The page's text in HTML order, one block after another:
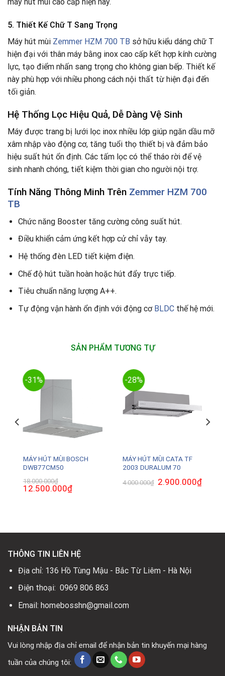
5. Thiết Kế Chữ T Sang Trọng
Máy hút mùi Zemmer HZM 700 TB sở hữu kiểu dáng chữ T
hiện đại với thân máy bằng inox cao cấp kết hợp kính cường
lực, tạo điểm nhấn sang trọng cho không gian bếp. Thiết kế
này phù hợp với nhiều phong cách nội thất từ hiện đại đến
tối giản.
Hệ Thống Lọc Hiệu Quả, Dễ Dàng Vệ Sinh
Máy được trang bị lưới lọc inox nhiều lớp giúp ngăn dầu mỡ
xâm nhập vào động cơ, tăng tuổi thọ thiết bị và đảm bảo
hiệu suất hút ổn định. Các tấm lọc có thể tháo rời để vệ
sinh nhanh chóng, tiết kiệm thời gian cho người nội trợ.
Tính Năng Thông Minh Trên Zemmer HZM 700
TB
Chức năng Booster tăng cường công suất hút.
Điều khiển cảm ứng kết hợp cử chỉ vẫy tay.
Hệ thống đèn LED tiết kiệm điện.
Chế độ hút tuần hoàn hoặc hút đẩy trực tiếp.
Tiêu chuẩn năng lượng A++.
Tự động vận hành ổn định với động cơBLDCthế hệ mới.
SẢN PHẨM TƯƠNG TỰ
-31%
MÁY HÚT MÙI BOSCH
DWB77CM50
18.000.000₫
Giá
gốc
12.500.000₫Giá
hiện
-28%
MÁY HÚT MÙI CATA TF
2003 DURALUM 70
4.000.000₫ Giá
gốc
2.900.000₫Giá
hiện
THÔNG TIN LIÊN HỆ
Địa chỉ: 136 Hồ Tùng Mậu - Bắc Từ Liêm - Hà Nội
Điện thoại: 0969 806 863
Email: homebosshn@gmail.com
NHẬN BẢN TIN
Vui lòng nhập địa chỉ email để nhận bản tin khuyến mại hàng
tuần của chúng tôi: